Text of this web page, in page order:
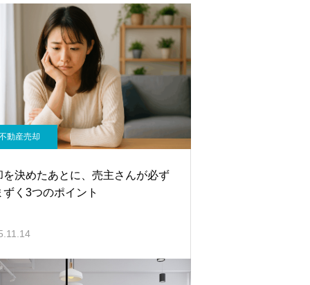
動産売却
を決めたあとに、売主さんが必ず
ずく3つのポイント